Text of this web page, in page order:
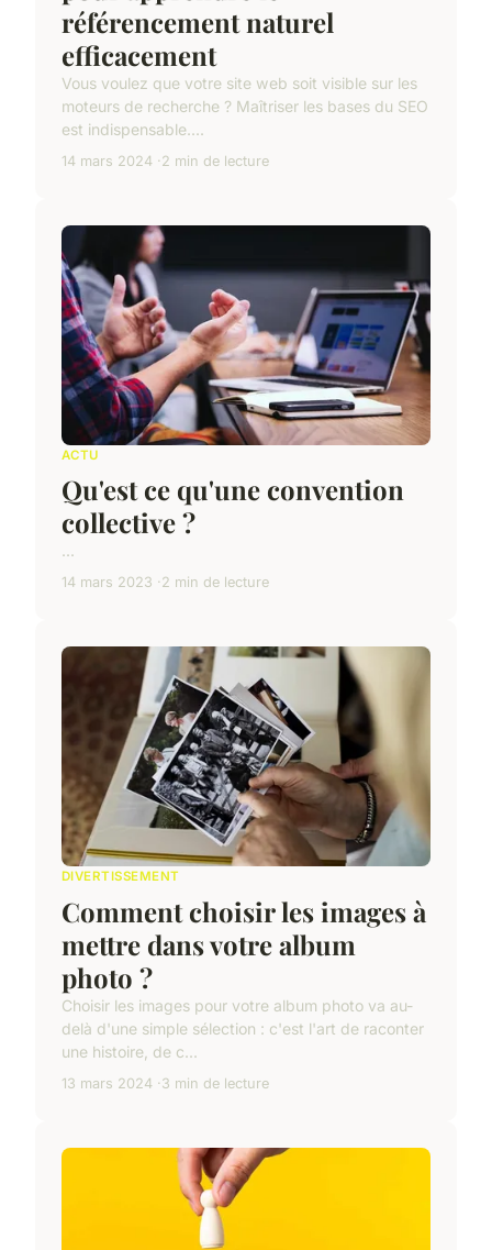
référencement naturel
efficacement
Vous voulez que votre site web soit visible sur les
moteurs de recherche ? Maîtriser les bases du SEO
est indispensable....
14 mars 2024 2 min de lecture
ACTU
Qu'est ce qu'une convention
collective ?
...
14 mars 2023 2 min de lecture
DIVERTISSEMENT
Comment choisir les images à
mettre dans votre album
photo ?
Choisir les images pour votre album photo va au-
delà d'une simple sélection : c'est l'art de raconter
une histoire, de c...
13 mars 2024 3 min de lecture